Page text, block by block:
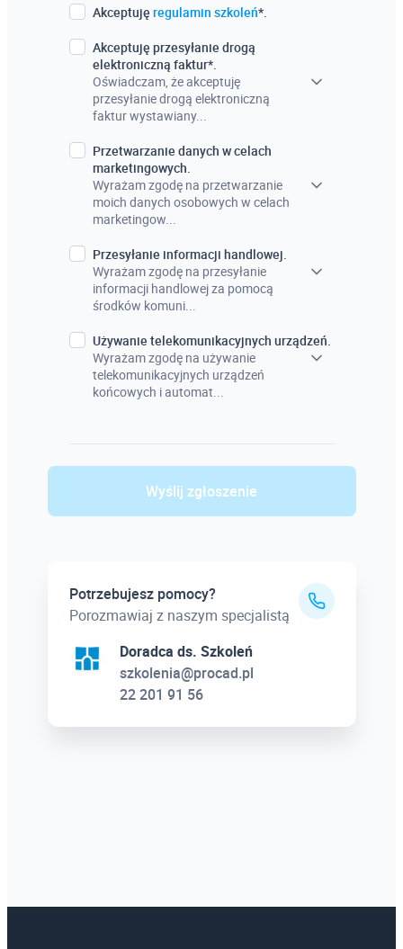
Akceptuję regulamin szkoleń*.
Akceptuję przesyłanie drogą
elektroniczną faktur*.
Oświadczam, że akceptuję
przesyłanie drogą elektroniczną
faktur wystawiany...
Przetwarzanie danych w celach
marketingowych.
Wyrażam zgodę na przetwarzanie
moich danych osobowych w celach
marketingow...
Przesyłanie informacji handlowej.
Wyrażam zgodę na przesyłanie
informacji handlowej za pomocą
środków komuni...
Używanie telekomunikacyjnych urządzeń.
Wyrażam zgodę na używanie
telekomunikacyjnych urządzeń
końcowych i automat...
Wyślij zgłoszenie
Potrzebujesz pomocy?
Porozmawiaj z naszym specjalistą
Doradca ds. Szkoleń
szkolenia@procad.pl
22 201 91 56